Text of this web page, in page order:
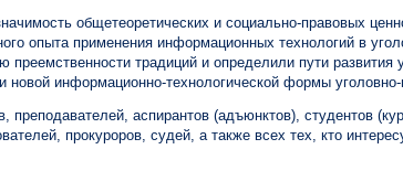
общетеоретических и социально-правовых
опыта применения информационных технологий в
традиций и определили пути развития
новой информационно-технологической формы
преподавателей, аспирантов (адъюнктов), студентов
прокуроров, судей, а также всех тех, кто